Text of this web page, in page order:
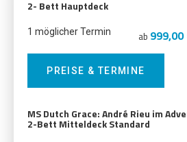
2- Bett Hauptdeck
1 möglicher Termin ab 999,00
PREISE & TERMINE
MS Dutch Grace: André Rieu im
2-Bett Mitteldeck Standard